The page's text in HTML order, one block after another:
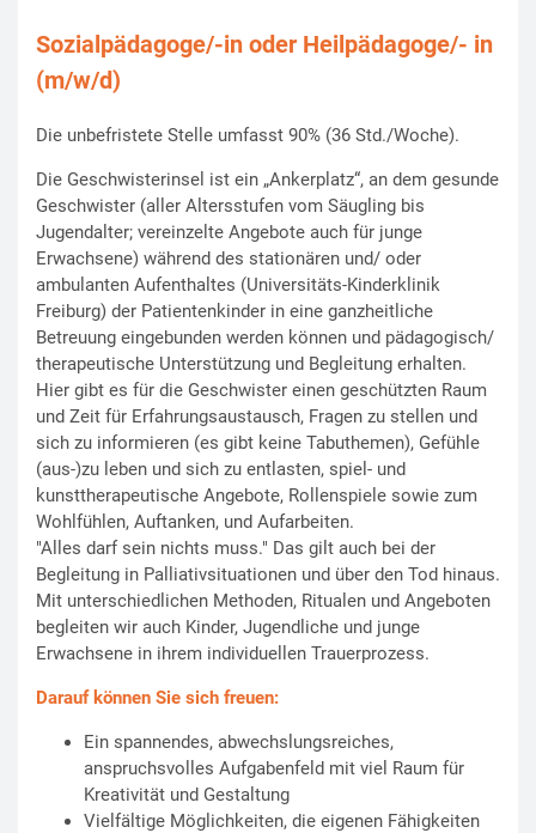
Sozialpädagoge/-in oder Heilpädagoge/- in
(m/w/d)
Die unbefristete Stelle umfasst 90% (36 Std./Woche).
Die Geschwisterinsel ist ein „Ankerplatz“, an dem gesunde
Geschwister (aller Altersstufen vom Säugling bis
Jugendalter; vereinzelte Angebote auch für junge
Erwachsene) während des stationären und/ oder
ambulanten Aufenthaltes (Universitäts-Kinderklinik
Freiburg) der Patientenkinder in eine ganzheitliche
Betreuung eingebunden werden können und pädagogisch/
therapeutische Unterstützung und Begleitung erhalten.
Hier gibt es für die Geschwister einen geschützten Raum
und Zeit für Erfahrungsaustausch, Fragen zu stellen und
sich zu informieren (es gibt keine Tabuthemen), Gefühle
(aus-)zu leben und sich zu entlasten, spiel- und
kunsttherapeutische Angebote, Rollenspiele sowie zum
Wohlfühlen, Auftanken, und Aufarbeiten.
"Alles darf sein nichts muss." Das gilt auch bei der
Begleitung in Palliativsituationen und über den Tod hinaus.
Mit unterschiedlichen Methoden, Ritualen und Angeboten
begleiten wir auch Kinder, Jugendliche und junge
Erwachsene in ihrem individuellen Trauerprozess.
Darauf können Sie sich freuen:
Ein spannendes, abwechslungsreiches,
anspruchsvolles Aufgabenfeld mit viel Raum für
Kreativität und Gestaltung
Vielfältige Möglichkeiten, die eigenen Fähigkeiten